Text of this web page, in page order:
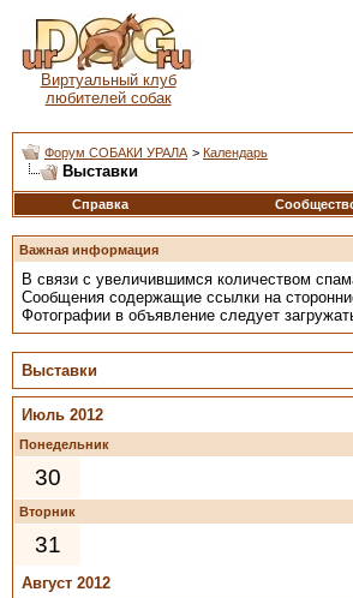
Виртуальный клуб
любителей собак
Форум СОБАКИ УРАЛА > Календарь
Выставки
Справка
Важная информация
В связи с увеличившимся количеством
Сообщения содержащие ссылки на
Фотографии в объявление следует
Выставки
Июль 2012
Понедельник
30
Вторник
31
Август 2012